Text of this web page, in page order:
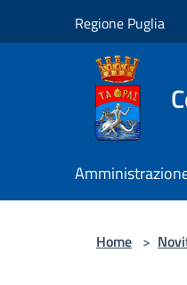
Regione Puglia
Home >